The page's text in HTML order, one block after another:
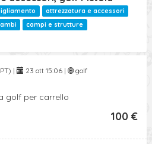
attrezzatura e accessori
campi e strutture
| 23 ott 15:06 | golf
golf per carrello
100 €